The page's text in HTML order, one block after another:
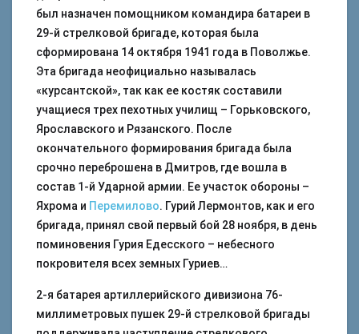
был назначен помощником командира батареи в
29-й стрелковой бригаде, которая была
сформирована 14 октября 1941 года в Поволжье.
Эта бригада неофициально называлась
«курсантской», так как ее костяк составили
учащиеся трех пехотных училищ – Горьковского,
Ярославского и Рязанского. После
окончательного формирования бригада была
срочно переброшена в Дмитров, где вошла в
состав 1-й Ударной армии. Ее участок обороны –
Яхрома и Перемилово. Гурий Лермонтов, как и его
бригада, принял свой первый бой 28 ноября, в день
поминовения Гурия Едесского – небесного
покровителя всех земных Гуриев…
2-я батарея артиллерийского дивизиона 76-
миллиметровых пушек 29-й стрелковой бригады